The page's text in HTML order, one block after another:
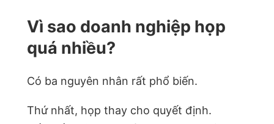
Vì sao doanh nghiệp họp
quá nhiều?
Có ba nguyên nhân rất phổ biến.
Thứ nhất, họp thay cho quyết định.